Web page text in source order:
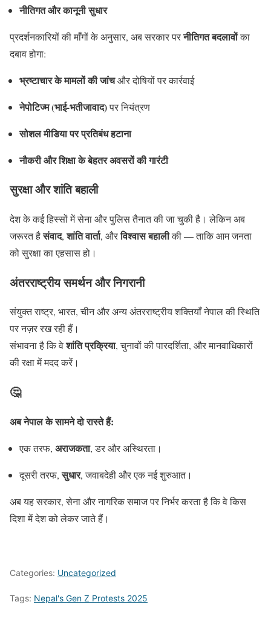
नीतिगत और कानूनी सुधार
प्रदर्शनकारियों की माँगों के अनुसार, अब सरकार परनीतिगत बदलावोंका
दबाव होगा:
भ्रष्टाचार के मामलों की जांचऔर दोषियों पर कार्रवाई
नेपोटिज्म (भाई-भतीजावाद)पर नियंत्रण
सोशल मीडिया पर प्रतिबंध हटाना
नौकरी और शिक्षा के बेहतर अवसरों की गारंटी
सुरक्षा और शांति बहाली
देश के कई हिस्सों में सेना और पुलिस तैनात की जा चुकी है। लेकिन अब
जरूरत हैसंवाद,शांति वार्ता, औरविश्वास बहालीकी — ताकि आम जनता
को सुरक्षा का एहसास हो।
अंतरराष्ट्रीय समर्थन और निगरानी
संयुक्त राष्ट्र, भारत, चीन और अन्य अंतरराष्ट्रीय शक्तियाँ नेपाल की स्थिति
पर नज़र रख रही हैं।
संभावना है कि वेशांति प्रक्रिया, चुनावों की पारदर्शिता, और मानवाधिकारों
की रक्षा में मदद करें।
🤔
अब नेपाल के सामने दो रास्ते हैं:
एक तरफ, अराजकता, डर और अस्थिरता।
दूसरी तरफ,सुधार, जवाबदेही और एक नई शुरुआत।
अब यह सरकार, सेना और नागरिक समाज पर निर्भर करता है कि वे किस
दिशा में देश को लेकर जाते हैं।
Categories: Uncategorized
Tags: Nepal's Gen Z Protests 2025